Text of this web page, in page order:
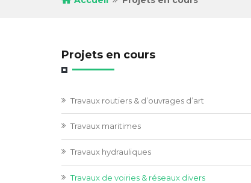
Projets en cours
Travaux routiers & d’ouvrages d’art
Travaux maritimes
Travaux hydrauliques
Travaux de voiries & réseaux divers